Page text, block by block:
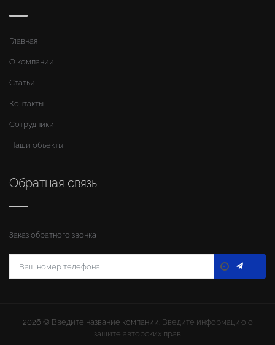
Главная
О компании
Статьи
Контакты
Сотрудники
Наши объекты
Обратная связь
Заказ обратного звонка
2026 © Введите название компании. Введите информацию о
защите авторских прав